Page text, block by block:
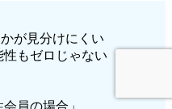
が見分けにくい
もゼロじゃない